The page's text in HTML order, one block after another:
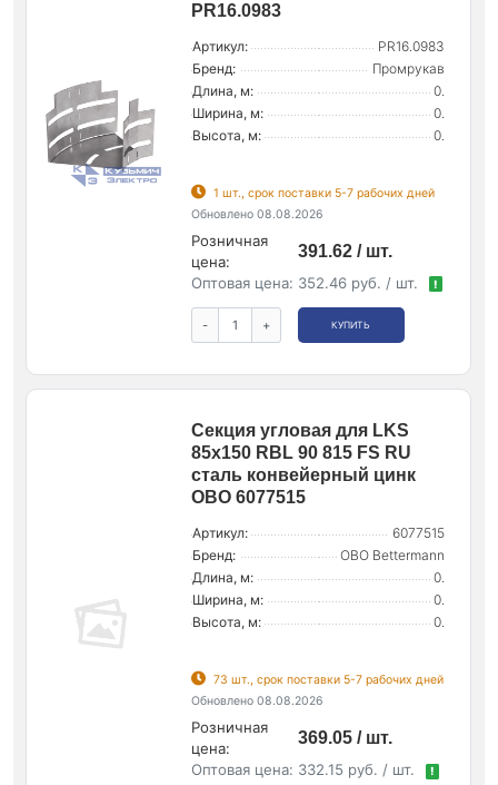
PR16.0983
Артикул:
PR16.0983
Бренд:
Промрукав
Длина, м:
0.
Ширина, м:
0.
Высота, м:
0.
1 шт., срок поставки 5-7 рабочих дней
Обновлено 08.08.2026
Розничная
цена:
391.62 / шт.
Оптовая цена: 352.46 руб. / шт. !
- + КУПИТЬ
Секция угловая для LKS
85х150 RBL 90 815 FS RU
сталь конвейерный цинк
OBO 6077515
Артикул:
6077515
Бренд:
OBO Bettermann
Длина, м:
0.
Ширина, м:
0.
Высота, м:
0.
73 шт., срок поставки 5-7 рабочих дней
Обновлено 08.08.2026
Розничная
цена:
369.05 / шт.
Оптовая цена: 332.15 руб. / шт. !